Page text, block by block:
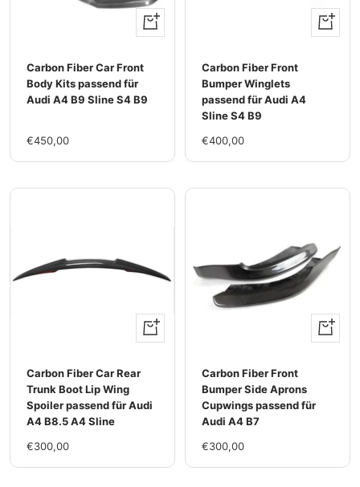
+
Hinzufügen
Carbon Fiber Car Front
Body Kits passend für
Audi A4 B9 Sline S4 B9
Im
€450,00
+
Carbon Fiber Front
Bumper Winglets
passend für Audi A4
Sline S4 B9
Im
€400,00
+
Hinzufügen
Carbon Fiber Car Rear
Trunk Boot Lip Wing
Spoiler passend für Audi
A4 B8.5 A4 Sline
Im
€300,00
+
Carbon Fiber Front
Bumper Side Aprons
Cupwings passend für
Audi A4 B7
Im
€300,00